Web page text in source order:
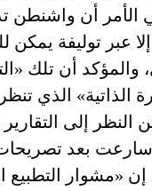
الأمر أن
عبر توليفة يمكن
أن تلك
الذي
النظر إلى
بعد تصريحات
إن «مشوار